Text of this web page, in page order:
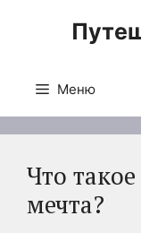
Меню
Что
мечта?